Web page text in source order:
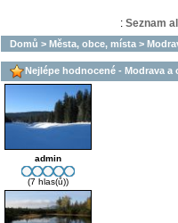
: Seznam
Domů > Města, obce, místa >
Nejlépe hodnocené - Modrava a
admin
(7 hlas(ů))